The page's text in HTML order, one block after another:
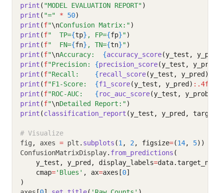
print ( "MODEL EVALUATION REPORT")
print ( "=" * 50)
print (f"\nConfusion Matrix:")
print (f"  TP={tp} , FP={fp}")
print (f"  FN={fn} , TN={tn}")
print (f"\nAccuracy: {accuracy_score(y_test,
print (f"Precision: {precision_score(y_test, y_pred)
print (f"Recall: {recall_score(y_test, y_pred)
print (f"F1-Score: {f1_score(y_test, y_pred) :.4f
print (f"ROC-AUC: {roc_auc_score(y_test, y_prob)
print (f"\nDetailed Report:")
print (classification_report (y_test, y_pred,
# Visualize
fig , axes = plt . subplots (1 , 2 , figsize=(14, 5))
ConfusionMatrixDisplay. from_predictions (
    y_test, y_pred, display_labels
=
    cmap
='Blues' , ax=axes[0]
)